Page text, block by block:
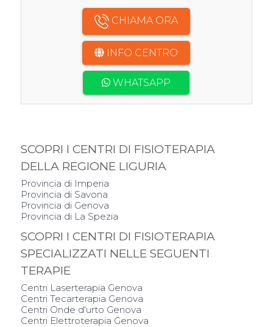
CHIAMA ORA
INFO CENTRO
WHATSAPP
SCOPRI I CENTRI DI FISIOTERAPIA
DELLA REGIONE LIGURIA
Provincia di Imperia
Provincia di Savona
Provincia di Genova
Provincia di La Spezia
SCOPRI I CENTRI DI FISIOTERAPIA
SPECIALIZZATI NELLE SEGUENTI
TERAPIE
Centri Laserterapia Genova
Centri Tecarterapia Genova
Centri Onde d'urto Genova
Centri Elettroterapia Genova